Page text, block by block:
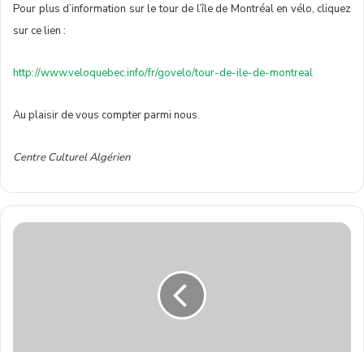
Pour plus d’information sur le tour de l’île de Montréal en vélo, cliquez
sur ce lien :
http://www.veloquebec.info/fr/govelo/tour-de-ile-de-montreal
Au plaisir de vous compter parmi nous.
Centre Culturel Algérien